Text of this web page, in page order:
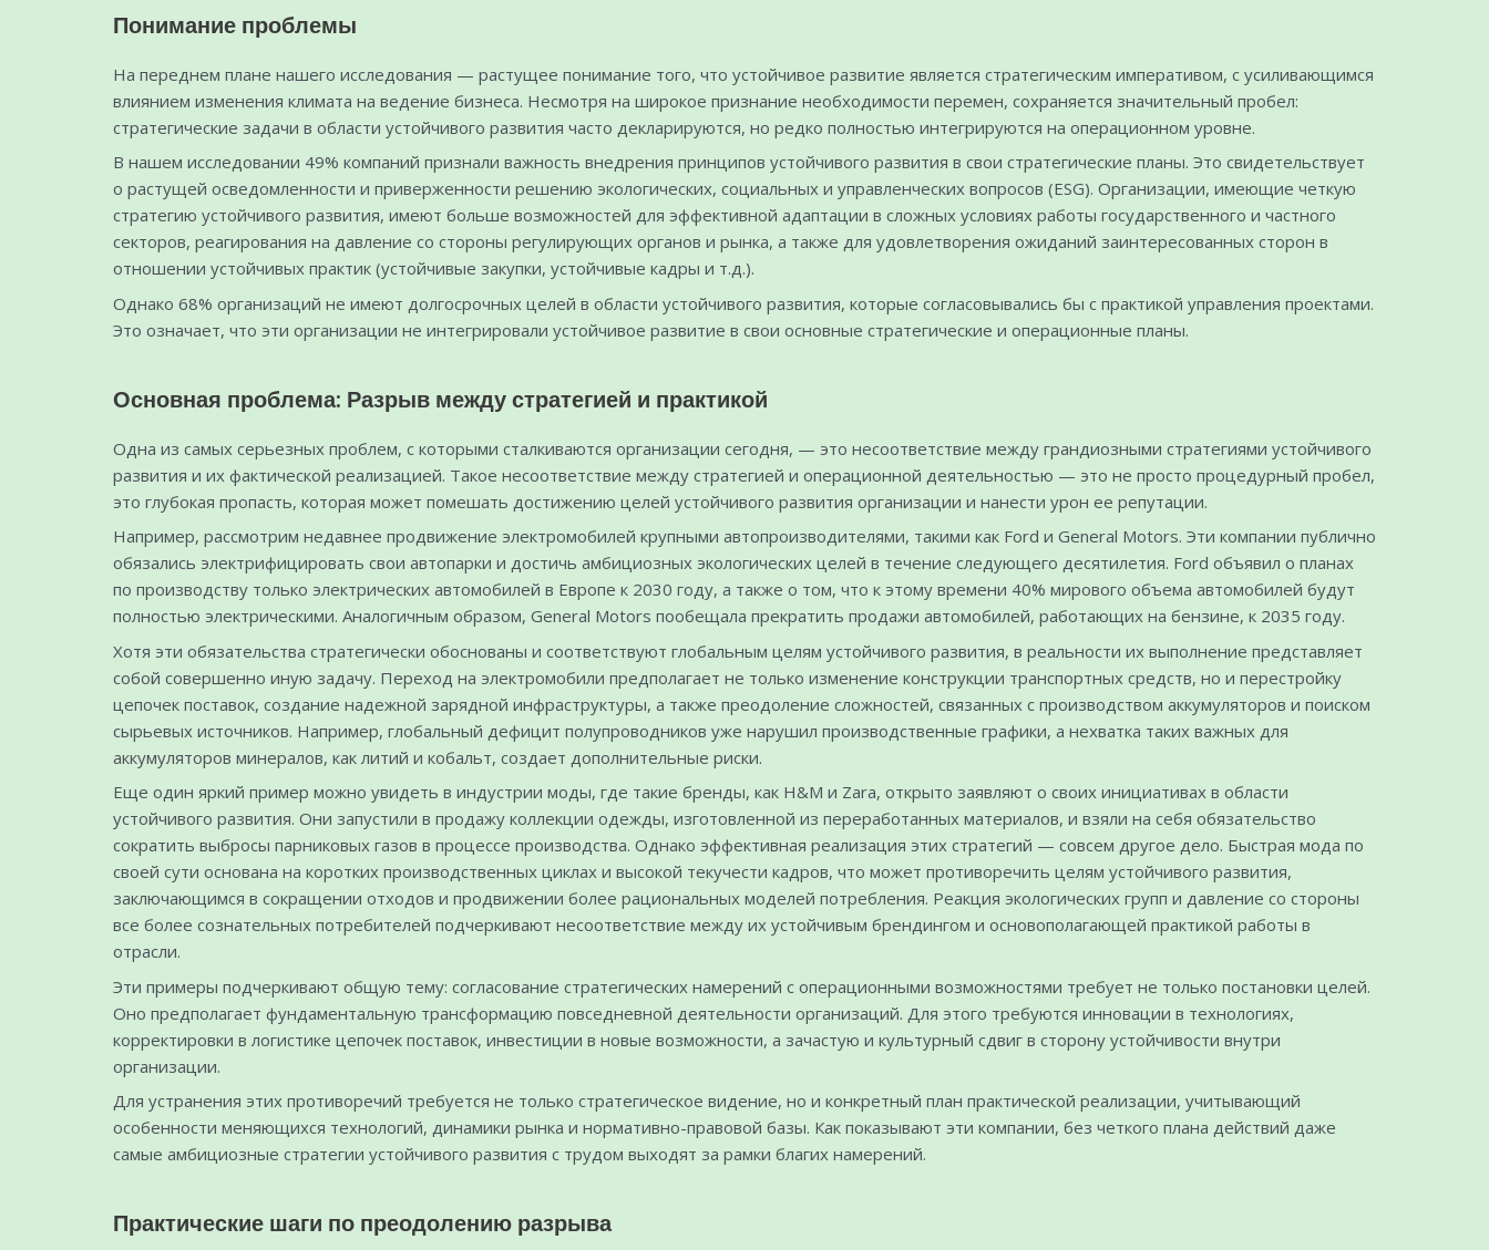
Понимание проблемы
На переднем плане нашего исследования — растущее понимание того, что устойчивое развитие является стратегическим императивом, с усиливающимся
влиянием изменения климата на ведение бизнеса. Несмотря на широкое признание необходимости перемен, сохраняется значительный пробел:
стратегические задачи в области устойчивого развития часто декларируются, но редко полностью интегрируются на операционном уровне.
В нашем исследовании 49% компаний признали важность внедрения принципов устойчивого развития в свои стратегические планы. Это свидетельствует
о растущей осведомленности и приверженности решению экологических, социальных и управленческих вопросов (ESG). Организации, имеющие четкую
стратегию устойчивого развития, имеют больше возможностей для эффективной адаптации в сложных условиях работы государственного и частного
секторов, реагирования на давление со стороны регулирующих органов и рынка, а также для удовлетворения ожиданий заинтересованных сторон в
отношении устойчивых практик (устойчивые закупки, устойчивые кадры и т.д.).
Однако 68% организаций не имеют долгосрочных целей в области устойчивого развития, которые согласовывались бы с практикой управления проектами.
Это означает, что эти организации не интегрировали устойчивое развитие в свои основные стратегические и операционные планы.
Основная проблема: Разрыв между стратегией и практикой
Одна из самых серьезных проблем, с которыми сталкиваются организации сегодня, — это несоответствие между грандиозными стратегиями устойчивого
развития и их фактической реализацией. Такое несоответствие между стратегией и операционной деятельностью — это не просто процедурный пробел,
это глубокая пропасть, которая может помешать достижению целей устойчивого развития организации и нанести урон ее репутации.
Например, рассмотрим недавнее продвижение электромобилей крупными автопроизводителями, такими как Ford и General Motors. Эти компании публично
обязались электрифицировать свои автопарки и достичь амбициозных экологических целей в течение следующего десятилетия. Ford объявил о планах
по производству только электрических автомобилей в Европе к 2030 году, а также о том, что к этому времени 40% мирового объема автомобилей будут
полностью электрическими. Аналогичным образом, General Motors пообещала прекратить продажи автомобилей, работающих на бензине, к 2035 году.
Хотя эти обязательства стратегически обоснованы и соответствуют глобальным целям устойчивого развития, в реальности их выполнение представляет
собой совершенно иную задачу. Переход на электромобили предполагает не только изменение конструкции транспортных средств, но и перестройку
цепочек поставок, создание надежной зарядной инфраструктуры, а также преодоление сложностей, связанных с производством аккумуляторов и поиском
сырьевых источников. Например, глобальный дефицит полупроводников уже нарушил производственные графики, а нехватка таких важных для
аккумуляторов минералов, как литий и кобальт, создает дополнительные риски.
Еще один яркий пример можно увидеть в индустрии моды, где такие бренды, как H&M и Zara, открыто заявляют о своих инициативах в области
устойчивого развития. Они запустили в продажу коллекции одежды, изготовленной из переработанных материалов, и взяли на себя обязательство
сократить выбросы парниковых газов в процессе производства. Однако эффективная реализация этих стратегий — совсем другое дело. Быстрая мода по
своей сути основана на коротких производственных циклах и высокой текучести кадров, что может противоречить целям устойчивого развития,
заключающимся в сокращении отходов и продвижении более рациональных моделей потребления. Реакция экологических групп и давление со стороны
все более сознательных потребителей подчеркивают несоответствие между их устойчивым брендингом и основополагающей практикой работы в
отрасли.
Эти примеры подчеркивают общую тему: согласование стратегических намерений с операционными возможностями требует не только постановки целей.
Оно предполагает фундаментальную трансформацию повседневной деятельности организаций. Для этого требуются инновации в технологиях,
корректировки в логистике цепочек поставок, инвестиции в новые возможности, а зачастую и культурный сдвиг в сторону устойчивости внутри
организации.
Для устранения этих противоречий требуется не только стратегическое видение, но и конкретный план практической реализации, учитывающий
особенности меняющихся технологий, динамики рынка и нормативно-правовой базы. Как показывают эти компании, без четкого плана действий даже
самые амбициозные стратегии устойчивого развития с трудом выходят за рамки благих намерений.
Практические шаги по преодолению разрыва